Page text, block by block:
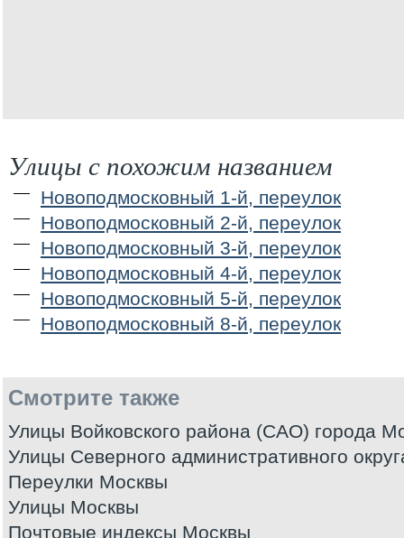
Улицы с похожим названием
Новоподмосковный 1-й, переулок
Новоподмосковный 2-й, переулок
Новоподмосковный 3-й, переулок
Новоподмосковный 4-й, переулок
Новоподмосковный 5-й, переулок
Новоподмосковный 8-й, переулок
Смотрите также
Улицы Войковского района (САО) города
Улицы Северного административного
Переулки Москвы
Улицы Москвы
Почтовые индексы Москвы